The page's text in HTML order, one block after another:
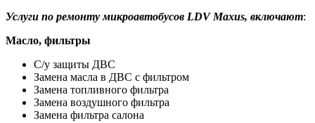
Услуги по ремонту микроавтобусов LDV Maxus, включают:
Масло, фильтры
С/у защиты ДВС
Замена масла в ДВС с фильтром
Замена топливного фильтра
Замена воздушного фильтра
Замена фильтра салона